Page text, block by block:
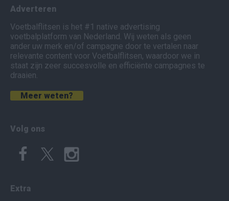
Adverteren
Voetbalflitsen is het #1 native advertising
voetbalplatform van Nederland. Wij weten als geen
ander uw merk en/of campagne door te vertalen naar
relevante content voor Voetbalflitsen, waardoor we in
staat zijn zeer succesvolle en efficiënte campagnes te
draaien.
Meer weten?
Volg ons
Extra